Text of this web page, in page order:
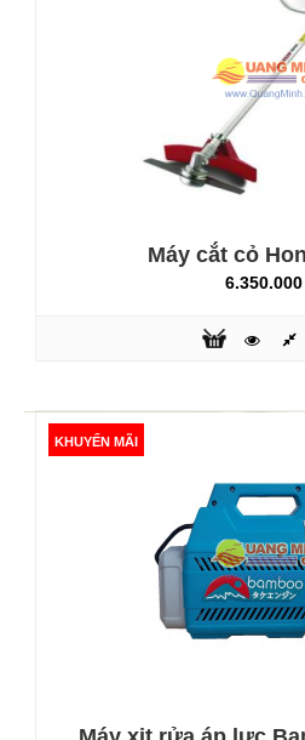
Diện tích đất nông nghiệp nước
trong đó các tỉnh trung du miền
công nên không thể đảm bảo
trong số các nguyên nhân này
Máy cắt cỏ
KHUYẾN MÃI